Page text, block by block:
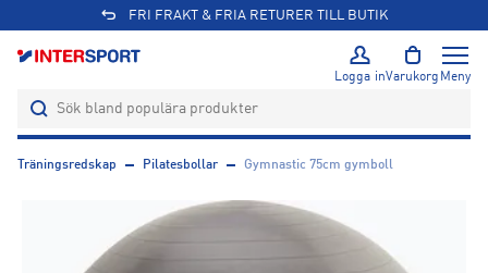
FRI FRAKT & FRIA RETURER TILL BUTIK
Logga inVarukorg Meny
Träningsredskap Pilatesbollar Gymnastic 75cm gymboll